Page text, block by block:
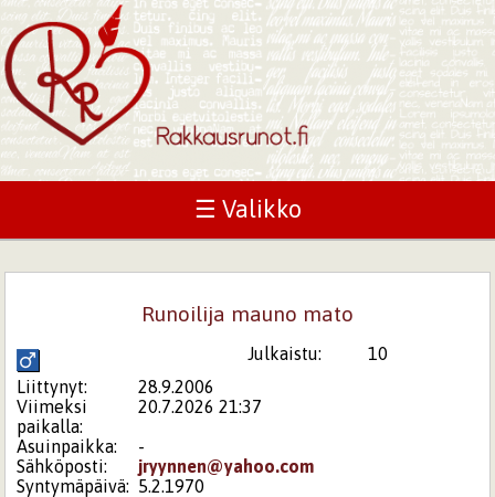
☰ Valikko
Runoilija mauno mato
Julkaistu:
10
Liittynyt:
28.9.2006
Viimeksi
paikalla:
20.7.2026 21:37
Asuinpaikka:
-
Sähköposti:
jryynnen@yahoo.com
Syntymäpäivä: 5.2.1970